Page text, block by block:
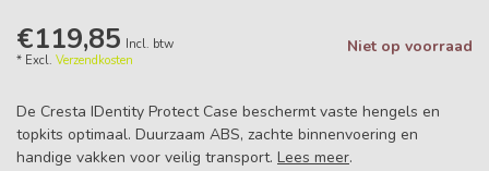
€119,85 Incl. btw
* Excl. Verzendkosten
Niet op voorraad
De Cresta IDentity Protect Case beschermt vaste hengels en
topkits optimaal. Duurzaam ABS, zachte binnenvoering en
handige vakken voor veilig transport. Lees meer.